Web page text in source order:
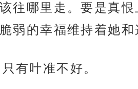
往哪里走。要是真
弱的幸福维持着她
有叶准不好。